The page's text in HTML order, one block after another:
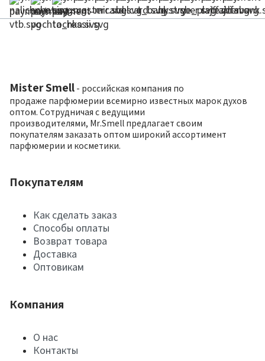
Mister Smell - российская компания по
продаже парфюмерии всемирно известных марок духов
оптом. Сотрудничая с ведущими
производителями, Mr.Smell предлагает своим
покупателям заказать оптом широкий ассортимент
парфюмерии и косметики.
Покупателям
Как сделать заказ
Способы оплаты
Возврат товара
Доставка
Оптовикам
Компания
О нас
Контакты